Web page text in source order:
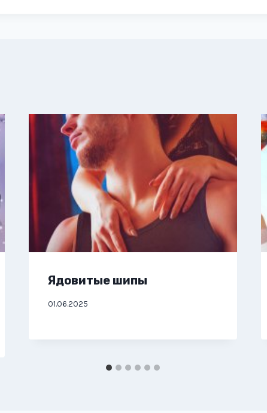
Ядовитые шипы
01.06.2025